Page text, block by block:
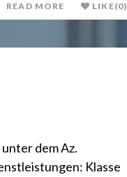
READ MORE LIKE(0)
dem Az.
Klasse